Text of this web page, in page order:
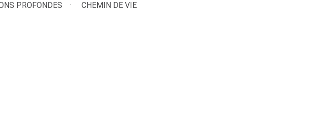
PROFONDES CHEMIN DE VIE